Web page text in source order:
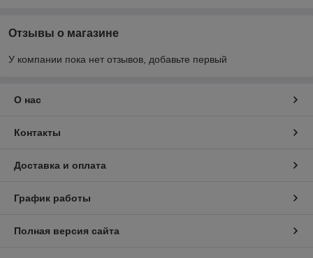
Отзывы о магазине
У компании пока нет отзывов, добавьте первый
О нас
Контакты
Доставка и оплата
График работы
Полная версия сайта